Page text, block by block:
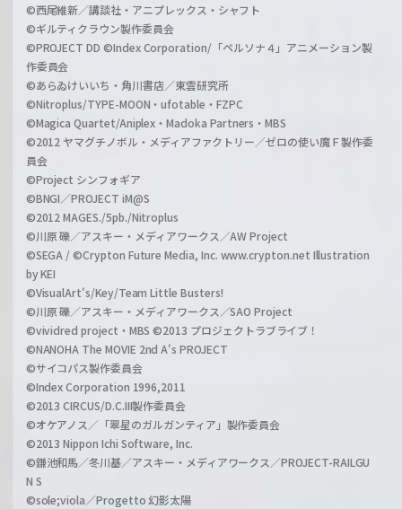
©西尾維新／講談社・アニプレックス・シャフト
©ギルティクラウン製作委員会
©PROJECT DD ©Index Corporation/「ペルソナ４」アニメーション製
作委員会
©あらゐけいいち・角川書店／東雲研究所
©Nitroplus/TYPE-MOON・ufotable・FZPC
©Magica Quartet/Aniplex・Madoka Partners・MBS
©2012 ヤマグチノボル・メディアファクトリー／ゼロの使い魔Ｆ製作委
員会
©Project シンフォギア
©BNGI／PROJECT iM@S
©2012 MAGES./5pb./Nitroplus
©川原 礫／アスキー・メディアワークス／AW Project
©SEGA / ©Crypton Future Media, Inc. www.crypton.net Illustration
by KEI
©VisualArt's/Key/Team Little Busters!
©川原 礫／アスキー・メディアワークス／SAO Project
©vividred project・MBS ©2013 プロジェクトラブライブ！
©NANOHA The MOVIE 2nd A's PROJECT
©サイコパス製作委員会
©Index Corporation 1996,2011
©2013 CIRCUS/D.C.III製作委員会
©オケアノス／「翠星のガルガンティア」製作委員会
©2013 Nippon Ichi Software, Inc.
©鎌池和馬／冬川基／アスキー・メディアワークス／PROJECT-RAILGU
N S
©sole;viola／Progetto 幻影太陽